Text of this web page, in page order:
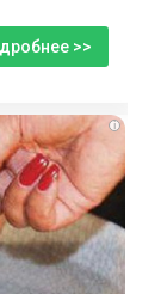
>>
i